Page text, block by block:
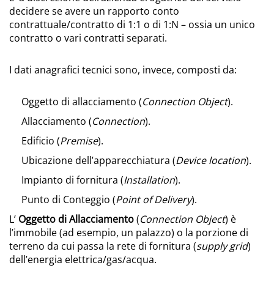
decidere se avere un rapporto conto
contrattuale/contratto di 1:1 o di 1:N – ossia un unico
contratto o vari contratti separati.
I dati anagrafici tecnici sono, invece, composti da:
Oggetto di allacciamento (Connection Object).
Allacciamento (Connection).
Edificio (Premise).
Ubicazione dell’apparecchiatura (Device location).
Impianto di fornitura (Installation).
Punto di Conteggio (Point of Delivery).
L’ Oggetto di Allacciamento(Connection Object) è
l’immobile (ad esempio, un palazzo) o la porzione di
terreno da cui passa la rete di fornitura (supply grid)
dell’energia elettrica/gas/acqua.